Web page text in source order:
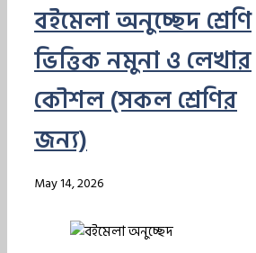
বইমেলা অনুচ্ছেদ শ্রেণি
ভিত্তিক নমুনা ও লেখার
কৌশল (সকল শ্রেণির
জন্য)
May 14, 2026